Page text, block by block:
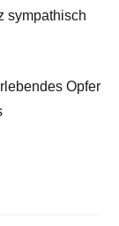
sympathisch
Opfer